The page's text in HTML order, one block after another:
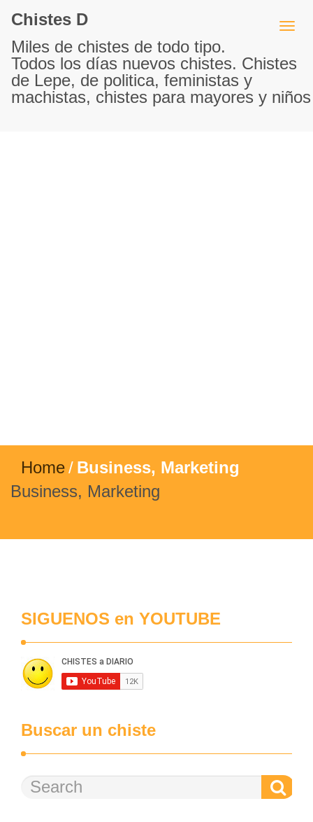
Chistes D
Miles de chistes de todo tipo.
Todos los días nuevos chistes. Chistes
de Lepe, de politica, feministas y
machistas, chistes para mayores y niños
Home/ Business, Marketing
Business, Marketing
SIGUENOS en YOUTUBE
Buscar un chiste